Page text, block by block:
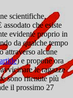
scientifiche,
che esiste
evidente proprio in
da qualche tempo
attraverso alcune
) e propone ora
le ragazze
sono ritenute più
il prossimo 27